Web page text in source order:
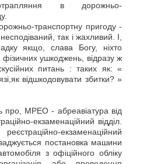
в дорожньо-
транспортну пригоду -
так і жахливий. І,
якщо, слава Богу, ніхто
ушкоджень, відразу ж
питань : таких як: «
відшкодовувати збитки? »
МРЕО - абреавіатура від
екзаменаційний відділ.
екзаменаційний
постановка машини
з офіційного обліку